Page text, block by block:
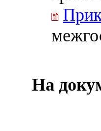
На